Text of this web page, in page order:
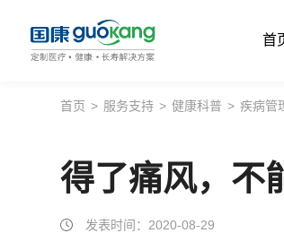
首
面向企业
首页 > 服务支持 > 健康科普 > 疾病管
得了痛风，不
发表时间：2020-08-29